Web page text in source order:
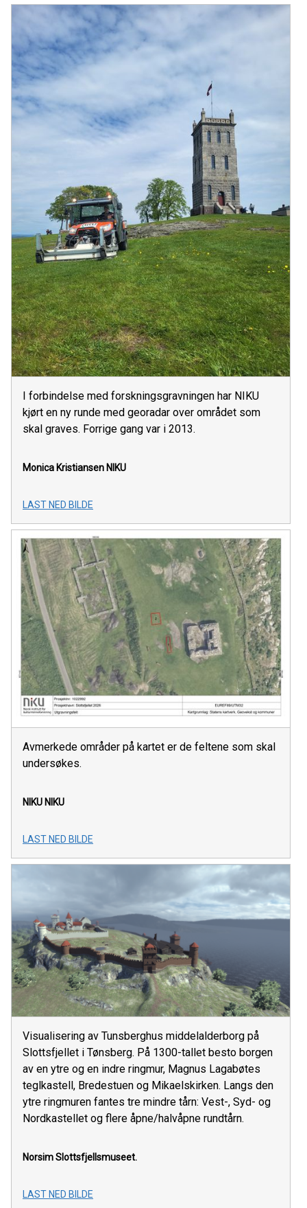
I forbindelse med forskningsgravningen har NIKU
kjørt en ny runde med georadar over området som
skal graves. Forrige gang var i 2013.
Monica Kristiansen NIKU
LAST NED BILDE
Avmerkede områder på kartet er de feltene som skal
undersøkes.
NIKUNIKU
LAST NED BILDE
Visualisering av Tunsberghus middelalderborg på
Slottsfjellet i Tønsberg. På 1300-tallet besto borgen
av en ytre og en indre ringmur, Magnus Lagabøtes
teglkastell, Bredestuen og Mikaelskirken. Langs den
ytre ringmuren fantes tre mindre tårn: Vest-, Syd- og
Nordkastellet og flere åpne/halvåpne rundtårn.
NorsimSlottsfjellsmuseet.
LAST NED BILDE